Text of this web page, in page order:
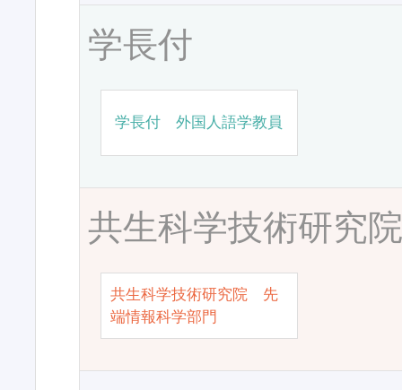
学長付
学長付 外国人語学教員
共生科学技術研究
共生科学技術研究院 先
端情報科学部門